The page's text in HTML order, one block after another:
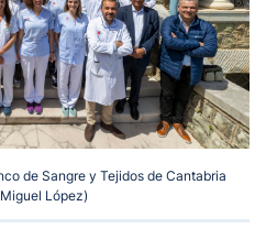
de Sangre y Tejidos de Cantabria
López)